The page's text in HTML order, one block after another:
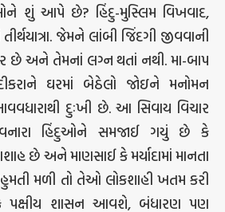
શું આપે છે? હિંદુ-મુસ્લિમ વિખવાદ,
જેમને લાંબી જિંદગી જીવવાની
છે અને તેમનાં લગ્ન થતાં નથી. મા-બાપ
ઘરમાં બેઠેલો જોઇને મનોમન
દુઃખી છે. આ સિવાય વિચાર
હિંદુઓને સમજાઈ ગયું છે કે
છે અને માણસાઈ કે મર્યાદામાં માનતા
મળી તો તેઓ લોકશાહી ખતમ કરી
શાસન આવશે, બંધારણ પણ